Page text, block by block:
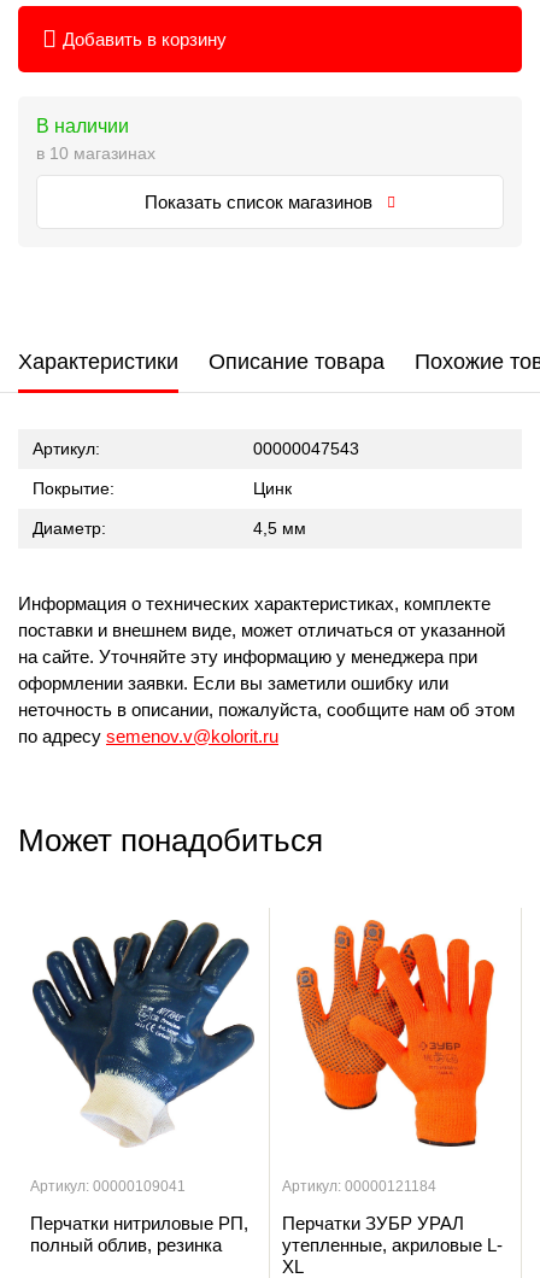
Добавить в корзину
В наличии
в 10 магазинах
Показать список магазинов
Характеристики Описание товара Похожие
Артикул: 00000047543
Покрытие: Цинк
Диаметр: 4,5 мм
Информация о технических характеристиках, комплекте
поставки и внешнем виде, может отличаться от указанной
на сайте. Уточняйте эту информацию у менеджера при
оформлении заявки. Если вы заметили ошибку или
неточность в описании, пожалуйста, сообщите нам об этом
по адресу semenov.v@kolorit.ru
Может понадобиться
Артикул: 00000109041
Перчатки нитриловые РП,
полный облив, резинка
Артикул: 00000121184
Перчатки ЗУБР УРАЛ
утепленные, акриловые L-
XL